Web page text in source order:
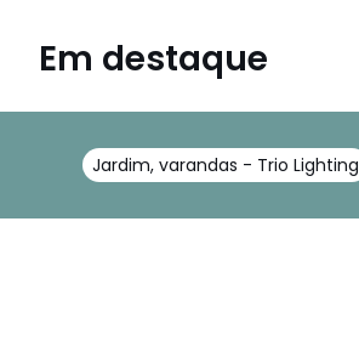
Em destaque
Jardim, varandas - Trio Lighting